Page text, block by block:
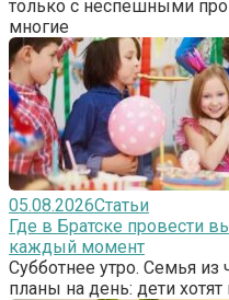
только с неспешными
многие
05.08.2026Статьи
Где в Братске провести
каждый момент
Субботнее утро. Семья
планы на день: дети хотят